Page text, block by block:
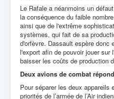
Le Rafale a néanmoins un
la conséquence du faible
ainsi que de l'extrême
systèmes, qui fait de sa
d'orfèvre. Dassault espère donc
l'export afin de pouvoir jouer sur
baisser les coûts de production
Deux avions de combat
Pour séparer les deux appareils
priorités de l’armée de l’Air